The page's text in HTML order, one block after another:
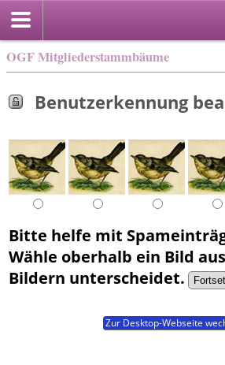
OGF Mitgliederstammbäume
Benutzerkennung
Bitte helfe mit
Wähle oberhalb ein Bild
Bildern unterscheidet.
Zur Desktop-Webseite